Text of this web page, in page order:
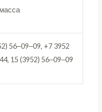
56‒09‒09, +7 3952
15 (3952) 56‒09‒09